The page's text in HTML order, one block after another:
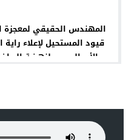
​المهندس الحقيقي لمعجزة
قيود المستحيل لإعلاء
الأب الروحي لنهضة